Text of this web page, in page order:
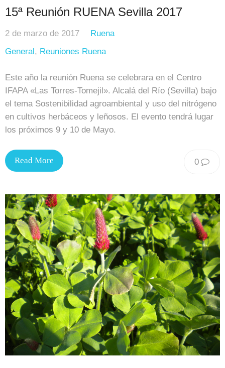
15ª Reunión RUENA Sevilla 2017
2 de marzo de 2017
Ruena
General, Reuniones Ruena
Este año la reunión Ruena se celebrara en el Centro
IFAPA «Las Torres-Tomejil». Alcalá del Río (Sevilla) bajo
el tema Sostenibilidad agroambiental y uso del nitrógeno
en cultivos herbáceos y leñosos. El evento tendrá lugar
los próximos 9 y 10 de Mayo.
0
Read More